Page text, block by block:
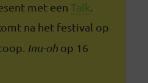
met een Talk
na het festival op
Inu-ohop 16